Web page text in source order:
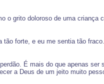
o grito doloroso de uma criança
tão forte, e eu me sentia tão
É mais do que apenas ser
a Deus de um jeito muito